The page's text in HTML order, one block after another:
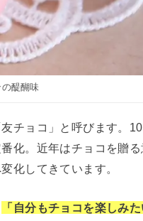
醍醐味
チョコ」と呼びます。
化。近年はチョコを贈
化してきています。
「自分もチョコを楽しみ